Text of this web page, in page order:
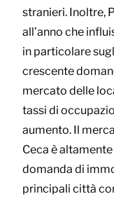
stranieri. Inoltre,
all’anno che
in particolare
crescente
mercato delle
tassi di
aumento. Il
Ceca è
domanda di
principali città